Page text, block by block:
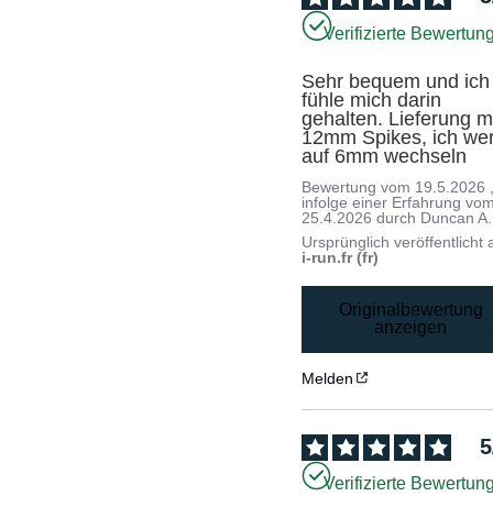
Verifizierte
Sehr bequem und ich
fühle mich darin
gehalten. Lieferung
12mm Spikes, ich
auf 6mm wechseln
Bewertung vom 19.5.2026
infolge einer Erfahrung
25.4.2026 durch Duncan A.
Ursprünglich veröffentlicht
i-run.fr (fr)
Originalbewertung
anzeigen
Melden
5
Verifizierte